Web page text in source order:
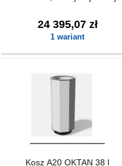
24 395,07 zł
1 wariant
Kosz A20 OKTAN 38 l